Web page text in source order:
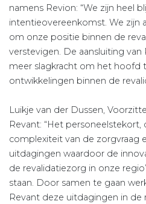
namens Revion: “We zijn heel
intentieovereenkomst. We zijn
om onze positie binnen de
verstevigen. De aansluiting
meer slagkracht om het hoofd
ontwikkelingen binnen de
Luikje van der Dussen,
Revant: “Het
complexiteit van de zorgvraag
uitdagingen waardoor de
de revalidatiezorg in onze
staan. Door samen te gaan
Revant deze uitdagingen in de